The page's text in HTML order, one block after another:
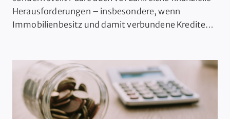
Herausforderungen – insbesondere, wenn
Immobilienbesitz und damit verbundene Kredite
Trennung oft bestehen. Dies wirft die Frage auf: Wie
können geschiedene Paare ihre Immobilienkredite
effektiv verwalten? In […]